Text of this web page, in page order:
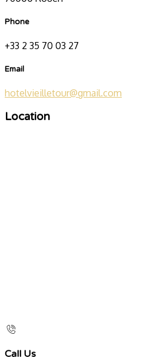
Phone
+33 2 35 70 03 27
Email
hotelvieilletour@gmail.com
Location
Call Us